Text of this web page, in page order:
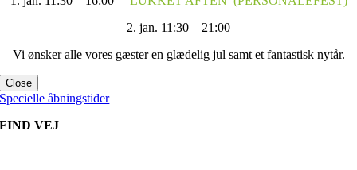
2. jan. 11:30 – 21:00
Vi ønsker alle vores gæster en glædelig jul samt et fantastisk nytår.
Close
Specielle åbningstider
FIND VEJ